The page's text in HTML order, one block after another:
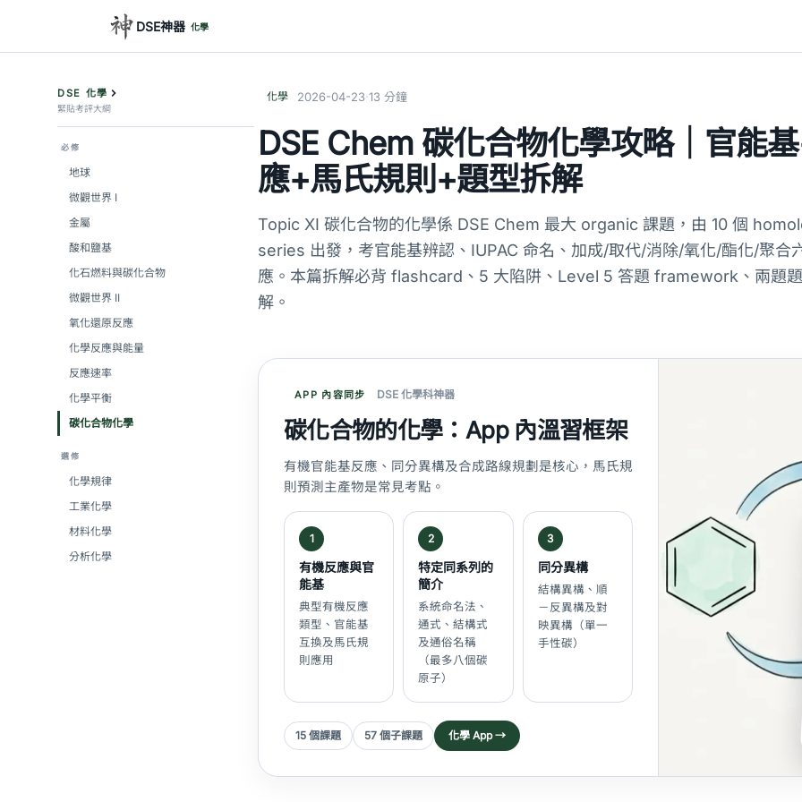
DSE神器 化學
DSE 化學
緊貼考評大綱
必修
地球
微觀世界 I
金屬
酸和鹽基
化石燃料與碳化合物
微觀世界 II
氧化還原反應
化學反應與能量
反應速率
化學平衡
碳化合物化學
選修
化學規律
工業化學
材料化學
分析化學
化學 2026-04-23·13 分鐘
DSE Chem 碳化合物化學攻略｜官能
應+馬氏規則+題型拆解
Topic XI 碳化合物的化學係 DSE Chem 最大 organic 課題，由 10 個
series 出發，考官能基辨認、IUPAC 命名、加成/取代/消除/氧化/酯化/聚合
應。本篇拆解必背 flashcard、5 大陷阱、Level 5 答題 framework、兩題
解。
APP 內容同步 DSE 化學科神器
碳化合物的化學：App 內溫習框架
有機官能基反應、同分異構及合成路線規劃是核心，馬氏規
則預測主產物是常見考點。
1
有機反應與官
能基
典型有機反應
類型、官能基
互換及馬氏規
則應用
2
特定同系列的
簡介
系統命名法、
通式、結構式
及通俗名稱
（最多八個碳
原子）
3
同分異構
結構異構、順
－反異構及對
映異構（單一
手性碳）
15 個課題 57 個子課題 化學 App →